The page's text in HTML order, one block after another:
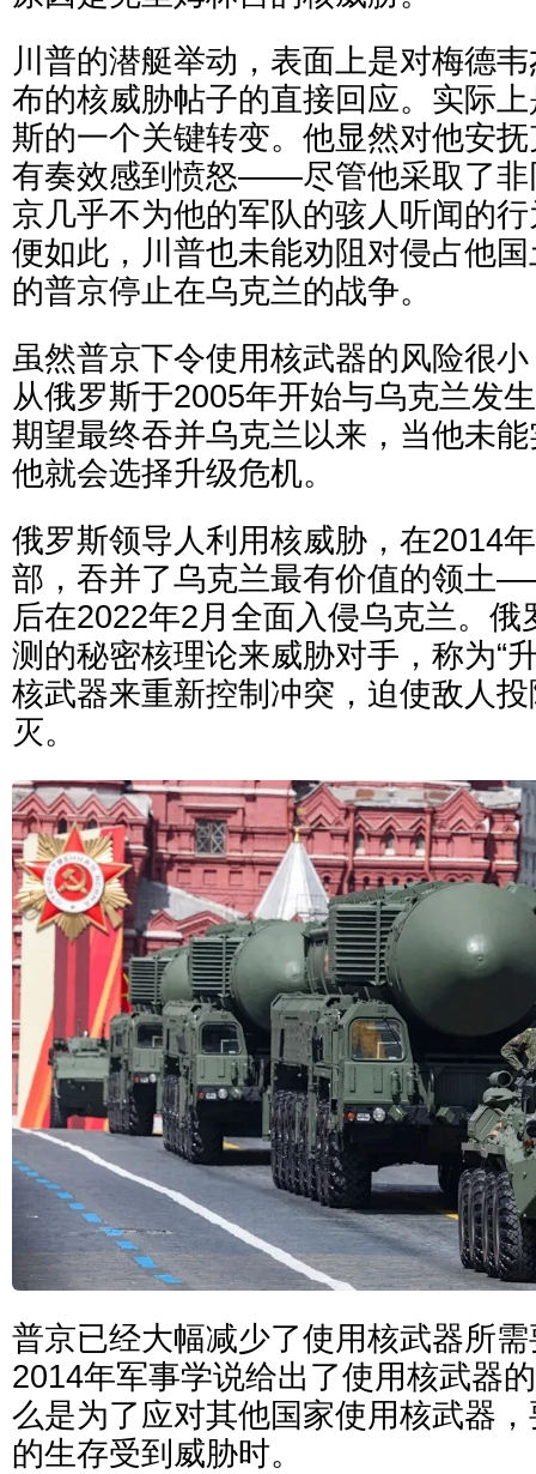
川普的潜艇举动，表面上是对梅德
布的核威胁帖子的直接回应。实际
斯的一个关键转变。他显然对他安
有奏效感到愤怒——尽管他采取了非
京几乎不为他的军队的骇人听闻的
便如此，川普也未能劝阻对侵占他
的普京停止在乌克兰的战争。
虽然普京下令使用核武器的风险很
从俄罗斯于2005年开始与乌克兰发
期望最终吞并乌克兰以来，当他未
他就会选择升级危机。
俄罗斯领导人利用核威胁，在2014
部，吞并了乌克兰最有价值的领土
后在2022年2月全面入侵乌克兰。
测的秘密核理论来威胁对手，称为“
核武器来重新控制冲突，迫使敌人
灭。
普京已经大幅减少了使用核武器所
2014年军事学说给出了使用核武器
么是为了应对其他国家使用核武器
的生存受到威胁时。